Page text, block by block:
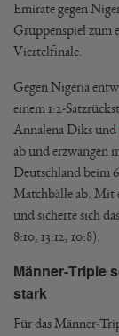
Emirate gegen
Gruppenspiel zum
Viertelfinale.
Gegen Nigeria
einem 1:2-
Annalena Diks und
ab und erzwangen
Deutschland beim
Matchbälle ab. Mit
und sicherte sich
8:10, 13:12, 10:8).
Männer-Triple
stark
Für das Männer-